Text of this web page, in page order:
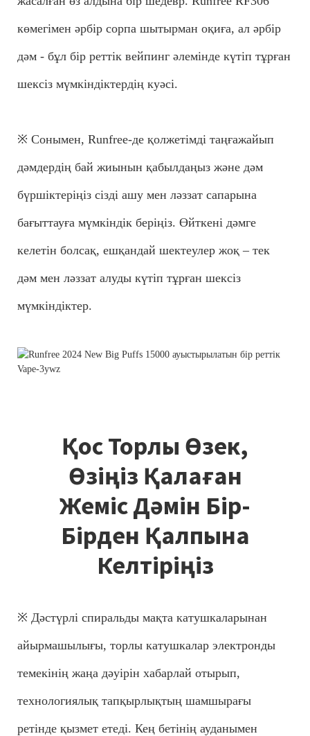
көмегімен әрбір сорпа шытырман оқиға, ал әрбір
дәм - бұл бір реттік вейпинг әлемінде күтіп тұрған
шексіз мүмкіндіктердің куәсі.
※ Сонымен, Runfree-де қолжетімді таңғажайып
дәмдердің бай жиынын қабылдаңыз және дәм
бүршіктеріңіз сізді ашу мен ләззат сапарына
бағыттауға мүмкіндік беріңіз. Өйткені дәмге
келетін болсақ, ешқандай шектеулер жоқ – тек
дәм мен ләззат алуды күтіп тұрған шексіз
мүмкіндіктер.
Қос Торлы Өзек,
Өзіңіз Қалаған
Жеміс Дәмін Бір-
Бірден Қалпына
Келтіріңіз
※ Дәстүрлі спиральды мақта катушкаларынан
айырмашылығы, торлы катушкалар электронды
темекінің жаңа дәуірін хабарлай отырып,
технологиялық тапқырлықтың шамшырағы
ретінде қызмет етеді. Кең бетінің ауданымен